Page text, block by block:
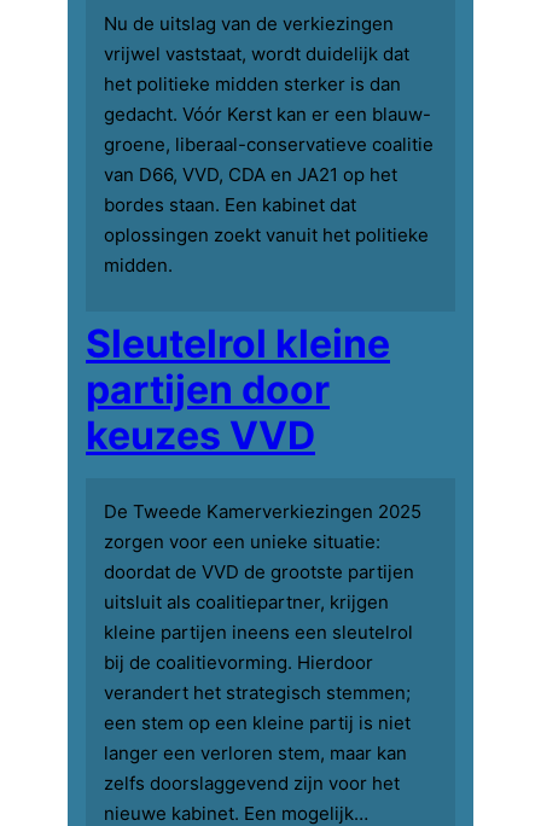
Nu de uitslag van de verkiezingen
vrijwel vaststaat, wordt duidelijk dat
het politieke midden sterker is dan
gedacht. Vóór Kerst kan er een blauw-
groene, liberaal-conservatieve coalitie
van D66, VVD, CDA en JA21 op het
bordes staan. Een kabinet dat
oplossingen zoekt vanuit het politieke
midden.
Sleutelrol kleine
partijen door
keuzes VVD
De Tweede Kamerverkiezingen 2025
zorgen voor een unieke situatie:
doordat de VVD de grootste partijen
uitsluit als coalitiepartner, krijgen
kleine partijen ineens een sleutelrol
bij de coalitievorming. Hierdoor
verandert het strategisch stemmen;
een stem op een kleine partij is niet
langer een verloren stem, maar kan
zelfs doorslaggevend zijn voor het
nieuwe kabinet. Een mogelijk…